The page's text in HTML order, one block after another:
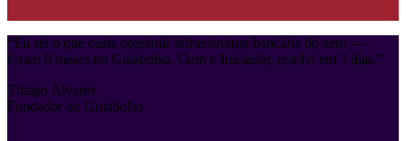
“Eu sei o que custa construir infraestrutura bancária do zero —
foram 9 meses no Guiabolso. Com o Iniciador, resolvi em 3 dias.”
Thiago Alvarez
Fundador do Guiabolso